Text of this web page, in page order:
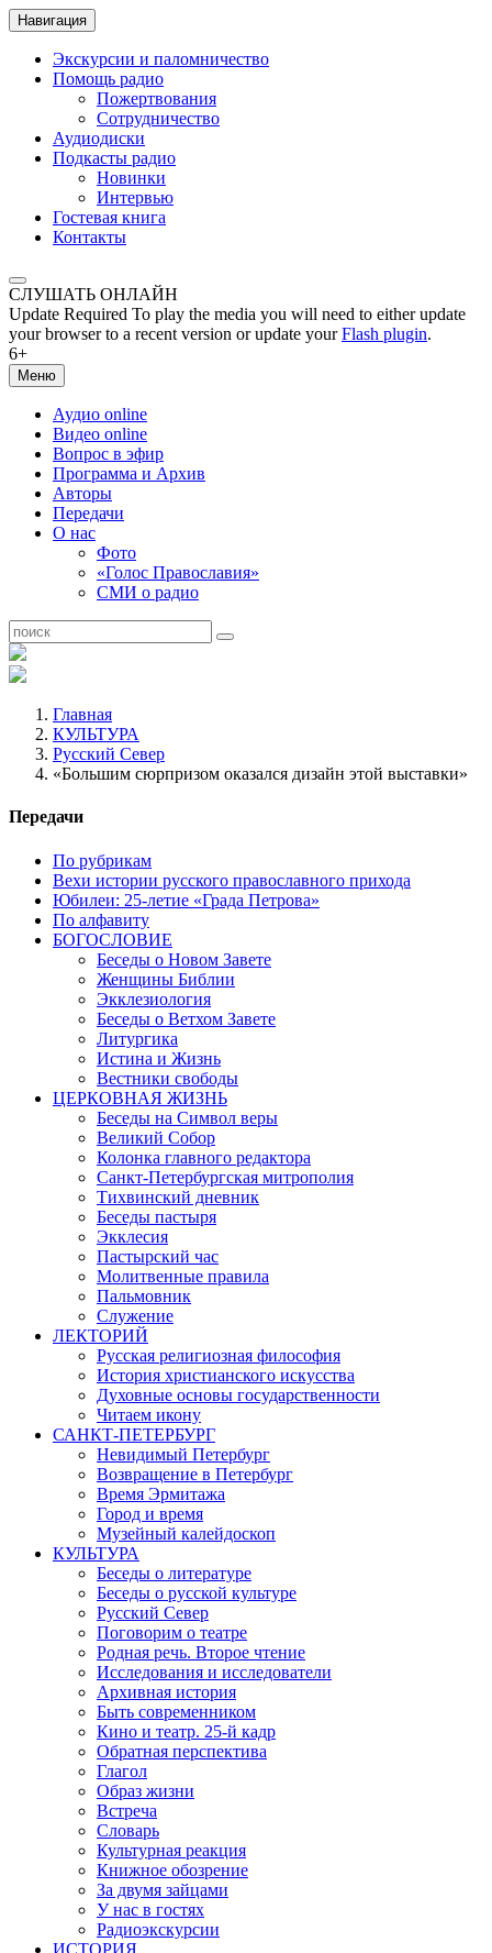
Навигация
Экскурсии и паломничество
Помощь радио
Пожертвования
Сотрудничество
Аудиодиски
Подкасты радио
Новинки
Интервью
Гостевая книга
Контакты
СЛУШАТЬ ОНЛАЙН
Update Required To play the media you will need to either update
your browser to a recent version or update yourFlash plugin.
6+
Меню
Аудио online
Видео online
Вопрос в эфир
Программа и Архив
Авторы
Передачи
О нас
Фото
«Голос Православия»
СМИ о радио
Главная
КУЛЬТУРА
Русский Север
«Большим сюрпризом оказался дизайн этой выставки»
Передачи
По рубрикам
Вехи истории русского православного прихода
Юбилеи: 25-летие «Града Петрова»
По алфавиту
БОГОСЛОВИЕ
Беседы о Новом Завете
Женщины Библии
Экклезиология
Беседы о Ветхом Завете
Литургика
Истина и Жизнь
Вестники свободы
ЦЕРКОВНАЯ ЖИЗНЬ
Беседы на Символ веры
Великий Собор
Колонка главного редактора
Санкт-Петербургская митрополия
Тихвинский дневник
Беседы пастыря
Экклесия
Пастырский час
Молитвенные правила
Пальмовник
Служение
ЛЕКТОРИЙ
Русская религиозная философия
История христианского искусства
Духовные основы государственности
Читаем икону
САНКТ-ПЕТЕРБУРГ
Невидимый Петербург
Возвращение в Петербург
Время Эрмитажа
Город и время
Музейный калейдоскоп
КУЛЬТУРА
Беседы о литературе
Беседы о русской культуре
Русский Север
Поговорим о театре
Родная речь. Второе чтение
Исследования и исследователи
Архивная история
Быть современником
Кино и театр. 25-й кадр
Обратная перспектива
Глагол
Образ жизни
Встреча
Словарь
Культурная реакция
Книжное обозрение
За двумя зайцами
У нас в гостях
Радиоэкскурсии
ИСТОРИЯ